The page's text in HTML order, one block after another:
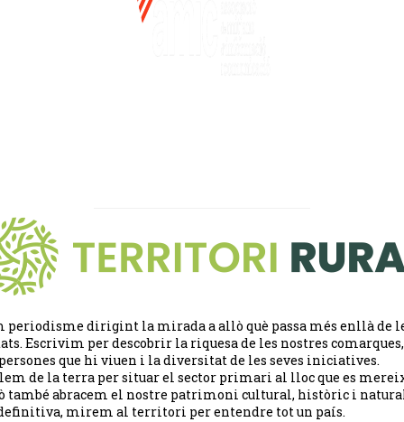
periodisme dirigint la mirada a allò què passa més enllà de
Escrivim per descobrir la riquesa de les nostres
que hi viuen i la diversitat de les seves iniciatives.
de la terra per situar el sector primari al lloc que es
també abracem el nostre patrimoni cultural, històric i
mirem al territori per entendre tot un país.